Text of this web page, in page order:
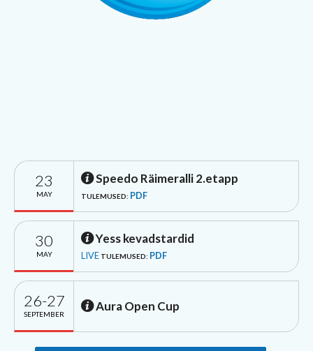
23
MAY
Speedo Räimeralli 2.etapp
TULEMUSED: PDF
30
MAY
Yess kevadstardid
LIVE TULEMUSED: PDF
26-27
SEPTEMBER
Aura Open Cup